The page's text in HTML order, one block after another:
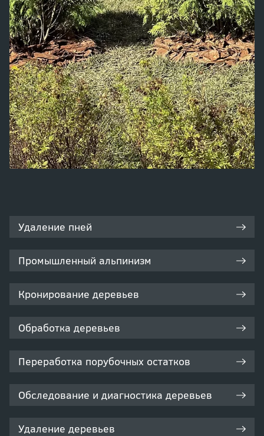
Удаление пней
Промышленный альпинизм
Кронирование деревьев
Обработка деревьев
Переработка порубочных остатков
Обследование и диагностика деревьев
Удаление деревьев